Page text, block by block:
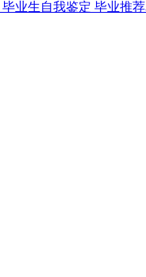
毕业生自我鉴定 毕业推